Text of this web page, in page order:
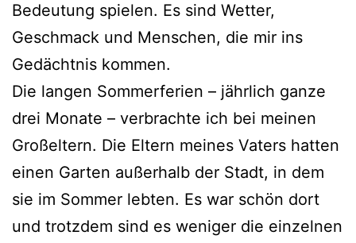
Bedeutung spielen. Es sind Wetter,
Geschmack und Menschen, die mir ins
Gedächtnis kommen.
Die langen Sommerferien – jährlich ganze
drei Monate – verbrachte ich bei meinen
Großeltern. Die Eltern meines Vaters hatten
einen Garten außerhalb der Stadt, in dem
sie im Sommer lebten. Es war schön dort
und trotzdem sind es weniger die einzelnen